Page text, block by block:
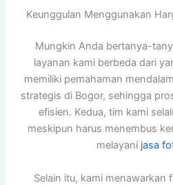
Keunggulan Menggunakan
Mungkin Anda bertanya-
layanan kami berbeda dari
memiliki pemahaman
strategis di Bogor, sehingga
efisien. Kedua, tim kami
meskipun harus menembus
melayani jasa
Selain itu, kami menawarkan